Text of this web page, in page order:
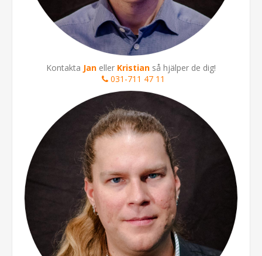
Kontakta Jan eller Kristian så hjälper de dig!
031-711 47 11